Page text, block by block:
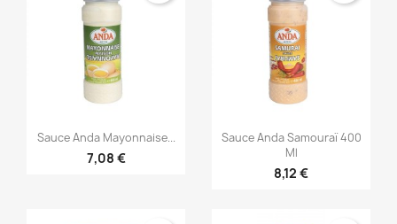
Γρήγορη προβολή
Sauce Anda Mayonnaise...
7,08 €
Γρήγορη προβολή
Sauce Anda Samouraï 400
Ml
8,12 €